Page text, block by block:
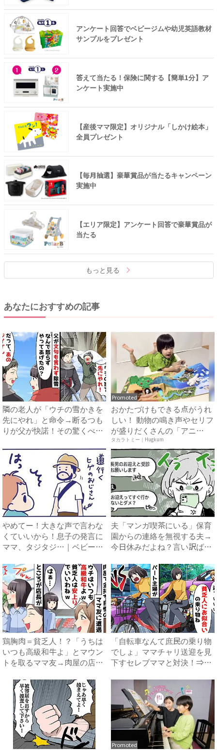
アンケート回答でベビージムや幼児英語教材
サンプルをプレゼント
答えて当たる！保険に関する【簡単1分】ア
ンケート実施中
【産後ママ限定】オリジナル「しかけ絵本」
全員プレゼント
【毎月抽選】豪華賞品が当たるキャンペーン
実施中
【エリア限定】アンケート回答で豪華賞品が
当たる
もっと見る
あなたにおすすめの記事
隣の老人が「ウチの雪かきを
先にやれ」と命令→断るつも
りが父が快諾！その驚くべき
Promoted
おかたづけもできる点がうれ
しい！ 動物の鳴き声やセリフ
が盛りだくさんの「アニ
ア ...
タカラトミー｜Hugkum
やめてー！大きな声で言わな
くていいから！息子の発言に
ママ、タジタジ…｜ベビーカ
夫「マンガ喫茶にいる」保育
園からの連絡を無視する夫→
今日休みだよね？言い訳ばか
鶏胸肉＝貧乏人！？「うちは
いつも高級和牛よ」とマウン
トを取るママ友→肉屋の店主
「自転車なんて庶民の乗り物
でしょ」ママチャリ送迎を見
下すセレブママと対決！⇒衝
Promoted